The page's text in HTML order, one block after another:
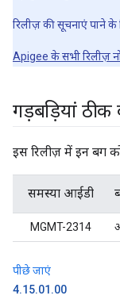
रिलीज़ की सूचनाएं पाने के
Apigee के सभी रिलीज़
गड़बड़ियां ठीक
इस रिलीज़ में इन बग
समस्या आईडी
MGMT-2314
पीछे जाएं
4.15.01.00